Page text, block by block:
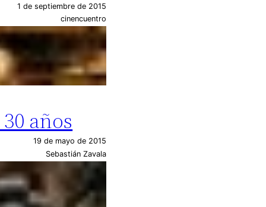
1 de septiembre de 2015
cinencuentro
años
19 de mayo de 2015
Sebastián Zavala